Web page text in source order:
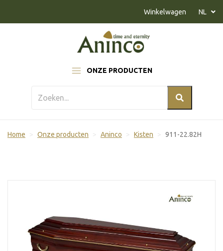
ONZE PRODUCTEN
Winkelwagen NL
Home Onze producten Aninco Kisten 911-22.82H